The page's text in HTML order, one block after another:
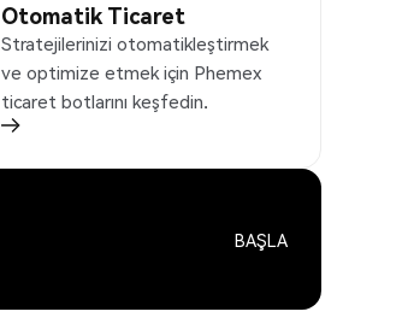
Otomatik Ticaret
Stratejilerinizi otomatikleştirmek
ve optimize etmek için Phemex
ticaret botlarını keşfedin.
BAŞLA